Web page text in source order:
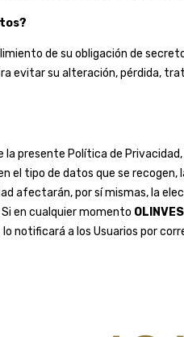
de su obligación de
evitar su alteración, pérdida,
la presente Política de Privacidad,
el tipo de datos que se
afectarán, por sí mismas, la
en cualquier momento
notificará a los Usuarios por